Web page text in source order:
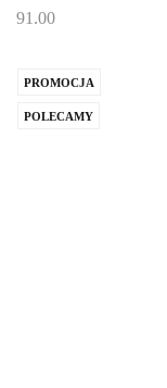
91.00
PROMOCJA
POLECAMY